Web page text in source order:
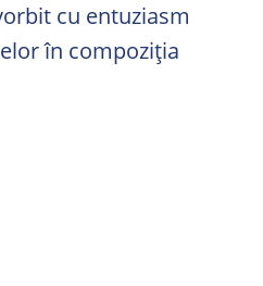
cu entuziasm
în compoziția